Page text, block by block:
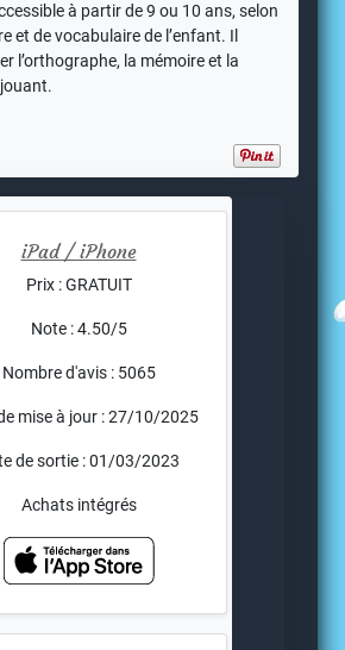
à partir de 9 ou 10 ans, selon
et de vocabulaire de l’enfant. Il
l’orthographe, la mémoire et la
iPad / iPhone
Prix : GRATUIT
Note : 4.50/5
Nombre d'avis : 5065
mise à jour : 27/10/2025
de sortie : 01/03/2023
Achats intégrés